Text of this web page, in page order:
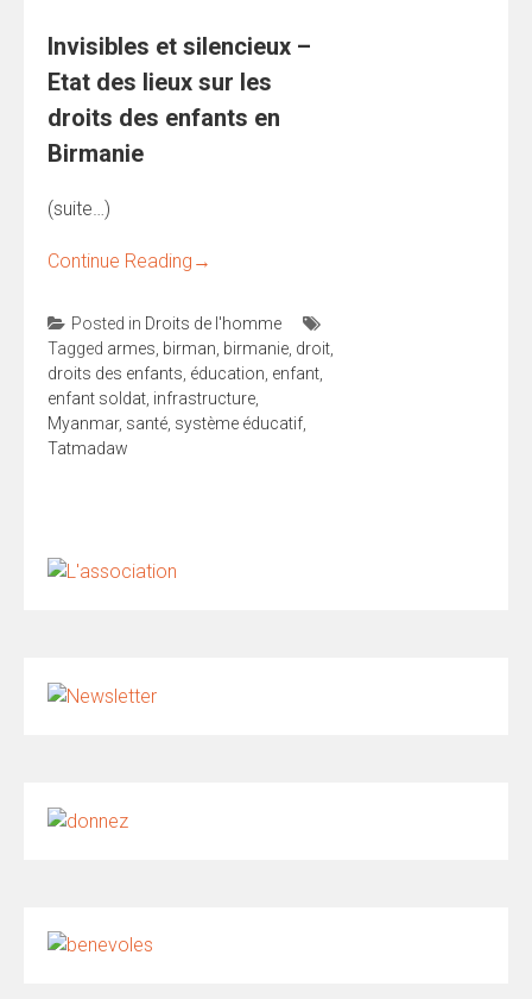
Invisibles et silencieux –
Etat des lieux sur les
droits des enfants en
Birmanie
(suite…)
Continue Reading →
Posted in Droits de l'homme
Tagged armes, birman, birmanie, droit,
droits des enfants, éducation, enfant,
enfant soldat, infrastructure,
Myanmar, santé, système éducatif,
Tatmadaw